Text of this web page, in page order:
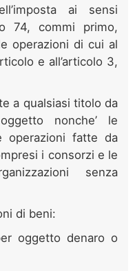
ai sensi
74, commi primo,
operazioni di cui al
e all’articolo 3,
a qualsiasi titolo da
nonche’ le
operazioni fatte da
i consorzi e le
senza
di beni:
oggetto denaro o